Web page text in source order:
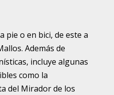
pie o en bici, de este a
Además de
incluye algunas
como la
del Mirador de los